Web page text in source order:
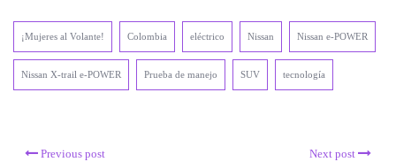
¡Mujeres al Volante! Colombia eléctrico Nissan Nissan e-POWER
Nissan X-trail e-POWER Prueba de manejo SUV tecnología
Previous post Next post